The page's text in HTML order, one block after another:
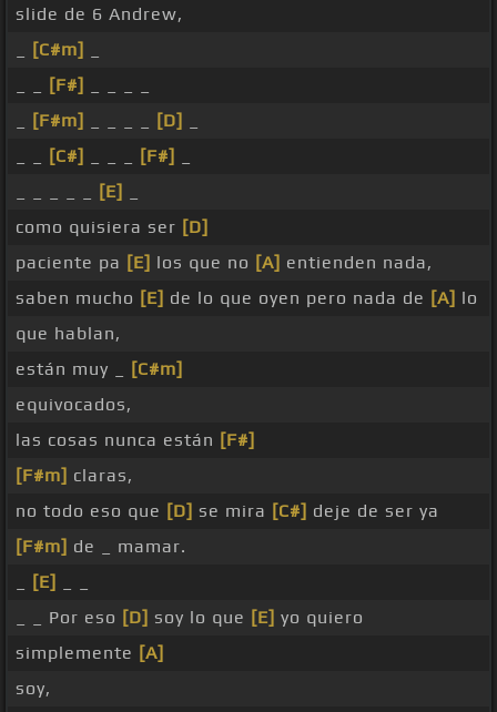
slide de 6 Andrew,
[C#m]
[F#]
[F#m] [D]
[C#] [F#]
[E]
como quisiera ser [D]
paciente pa [E] los que no [A] entienden nada,
saben mucho [E] de lo que oyen pero nada de [A] lo
que hablan,
están muy _
[C#m]
equivocados,
las cosas nunca están [F#]
[F#m] claras,
no todo eso que [D] se mira [C#] deje de ser ya
[F#m] de _ mamar.
[E]
_ _ Por eso [D] soy lo que [E] yo quiero
simplemente [A]
soy,